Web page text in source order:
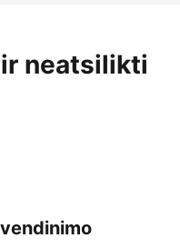
neatsilikti